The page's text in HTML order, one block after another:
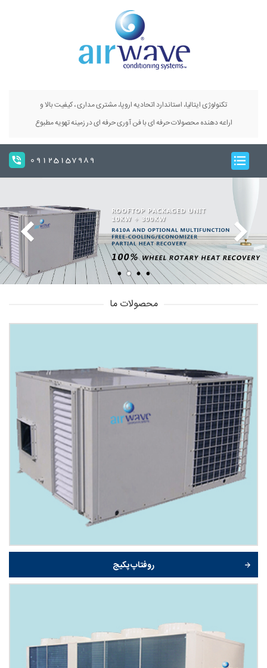
تکنولوژی ایتالیا، استاندارد اتحادیه اروپا، مشتری مداری ، کیفیت بالا و
اراعه دهنده محصولات حرفه ای با فن آوری حرفه ای در زمینه تهویه مطبوع
09125157989
محصولات ما
روفتاپ پکیج